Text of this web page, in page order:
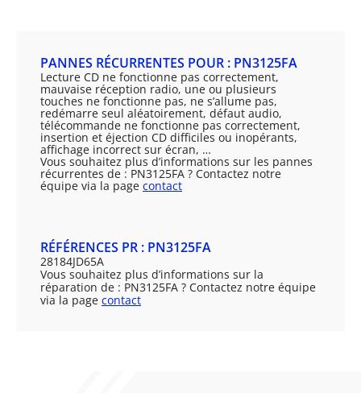
PANNES RÉCURRENTES POUR : PN3125FA
Lecture CD ne fonctionne pas correctement,
mauvaise réception radio, une ou plusieurs
touches ne fonctionne pas, ne s’allume pas,
redémarre seul aléatoirement, défaut audio,
télécommande ne fonctionne pas correctement,
insertion et éjection CD difficiles ou inopérants,
affichage incorrect sur écran, …
Vous souhaitez plus d’informations sur les pannes
récurrentes de : PN3125FA ? Contactez notre
équipe via la page contact
RÉFÉRENCES PR : PN3125FA
28184JD65A
Vous souhaitez plus d’informations sur la
réparation de : PN3125FA ? Contactez notre équipe
via la page contact